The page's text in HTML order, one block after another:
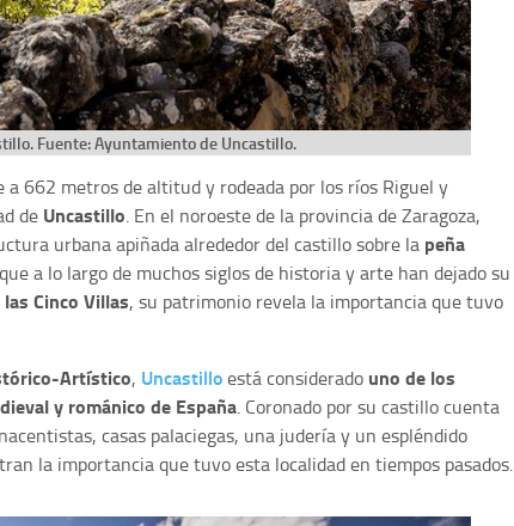
Fuente: Ayuntamiento de Uncastillo.
a 662 metros de altitud y rodeada por los ríos Riguel y
de Uncastillo. En el noroeste de la provincia de Zaragoza,
urbana apiñada alrededor del castillo sobre la peña
a lo largo de muchos siglos de historia y arte han dejado su
Cinco Villas, su patrimonio revela la importancia que tuvo
Artístico, Uncastilloestá considerado uno de los
y románico de España. Coronado por su castillo cuenta
casas palaciegas, una judería y un espléndido
la importancia que tuvo esta localidad en tiempos pasados.